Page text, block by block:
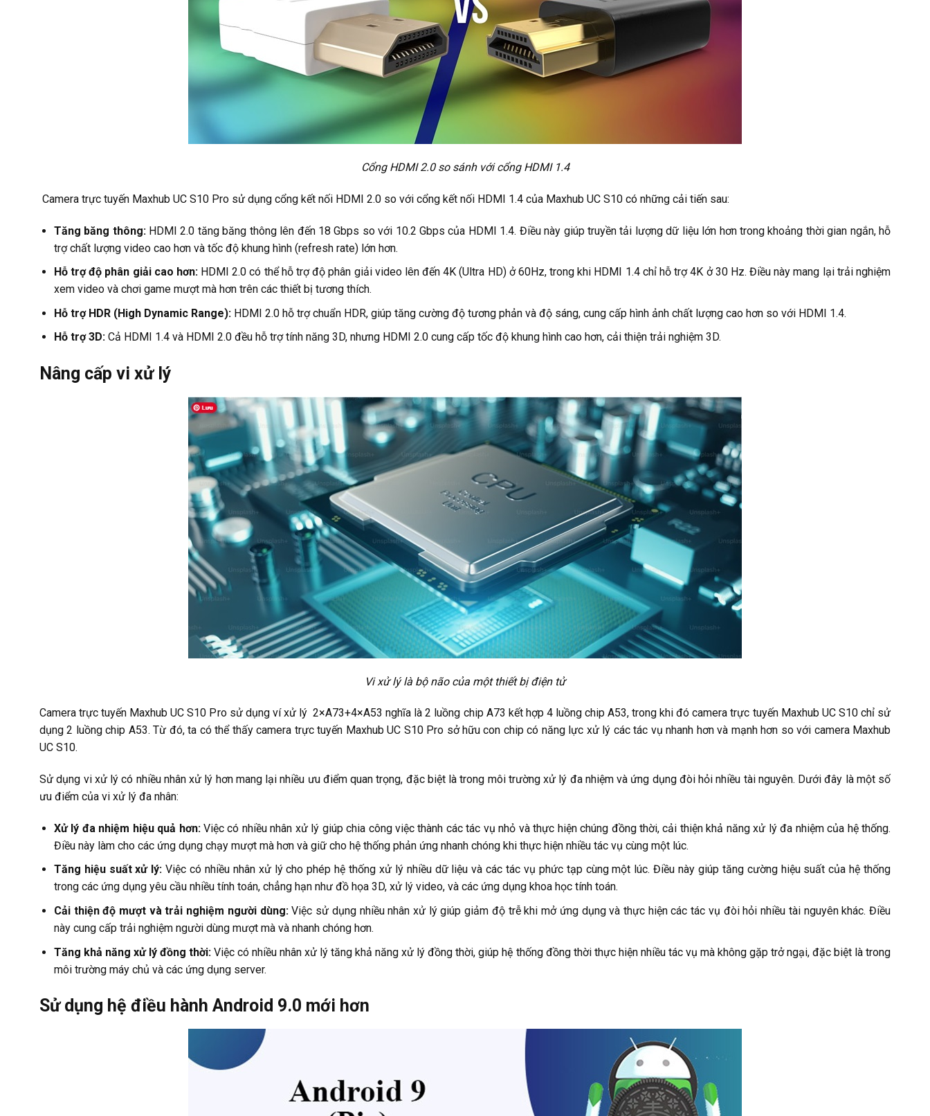
Cổng HDMI 2.0 so sánh với cổng HDMI 1.4
Camera trực tuyến Maxhub UC S10 Pro sử dụng cổng kết nối HDMI 2.0 so với cổng kết nối HDMI 1.4 của Maxhub UC S10 có những cải tiến sau:
Tăng băng thông: HDMI 2.0 tăng băng thông lên đến 18 Gbps so với 10.2 Gbps của HDMI 1.4. Điều này giúp truyền tải lượng dữ liệu lớn hơn trong khoảng thời gian ngắn, hỗ
trợ chất lượng video cao hơn và tốc độ khung hình (refresh rate) lớn hơn.
Hỗ trợ độ phân giải cao hơn: HDMI 2.0 có thể hỗ trợ độ phân giải video lên đến 4K (Ultra HD) ở 60Hz, trong khi HDMI 1.4 chỉ hỗ trợ 4K ở 30 Hz. Điều này mang lại trải nghiệm
xem video và chơi game mượt mà hơn trên các thiết bị tương thích.
Hỗ trợ HDR (High Dynamic Range): HDMI 2.0 hỗ trợ chuẩn HDR, giúp tăng cường độ tương phản và độ sáng, cung cấp hình ảnh chất lượng cao hơn so với HDMI 1.4.
Hỗ trợ 3D:Cả HDMI 1.4 và HDMI 2.0 đều hỗ trợ tính năng 3D, nhưng HDMI 2.0 cung cấp tốc độ khung hình cao hơn, cải thiện trải nghiệm 3D.
Nâng cấp vi xử lý
Vi xử lý là bộ não của một thiết bị điện tử
Camera trực tuyến Maxhub UC S10 Pro sử dụng ví xử lý 2×A73+4×A53 nghĩa là 2 luồng chip A73 kết hợp 4 luồng chip A53, trong khi đó camera trực tuyến Maxhub UC S10 chỉ sử
dụng 2 luồng chip A53. Từ đó, ta có thể thấy camera trực tuyến Maxhub UC S10 Pro sở hữu con chip có năng lực xử lý các tác vụ nhanh hơn và mạnh hơn so với camera Maxhub
UC S10.
Sử dụng vi xử lý có nhiều nhân xử lý hơn mang lại nhiều ưu điểm quan trọng, đặc biệt là trong môi trường xử lý đa nhiệm và ứng dụng đòi hỏi nhiều tài nguyên. Dưới đây là một số
ưu điểm của vi xử lý đa nhân:
Xử lý đa nhiệm hiệu quả hơn: Việc có nhiều nhân xử lý giúp chia công việc thành các tác vụ nhỏ và thực hiện chúng đồng thời, cải thiện khả năng xử lý đa nhiệm của hệ thống.
Điều này làm cho các ứng dụng chạy mượt mà hơn và giữ cho hệ thống phản ứng nhanh chóng khi thực hiện nhiều tác vụ cùng một lúc.
Tăng hiệu suất xử lý:Việc có nhiều nhân xử lý cho phép hệ thống xử lý nhiều dữ liệu và các tác vụ phức tạp cùng một lúc. Điều này giúp tăng cường hiệu suất của hệ thống
trong các ứng dụng yêu cầu nhiều tính toán, chẳng hạn như đồ họa 3D, xử lý video, và các ứng dụng khoa học tính toán.
Cải thiện độ mượt và trải nghiệm người dùng: Việc sử dụng nhiều nhân xử lý giúp giảm độ trễ khi mở ứng dụng và thực hiện các tác vụ đòi hỏi nhiều tài nguyên khác. Điều
này cung cấp trải nghiệm người dùng mượt mà và nhanh chóng hơn.
Tăng khả năng xử lý đồng thời: Việc có nhiều nhân xử lý tăng khả năng xử lý đồng thời, giúp hệ thống đồng thời thực hiện nhiều tác vụ mà không gặp trở ngại, đặc biệt là trong
môi trường máy chủ và các ứng dụng server.
Sử dụng hệ điều hành Android 9.0 mới hơn